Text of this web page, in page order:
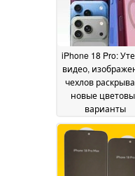
2026
iPhone 18 Pro:
видео,
чехлов
новые
варианты
флагманов
Apple'2026 25 May